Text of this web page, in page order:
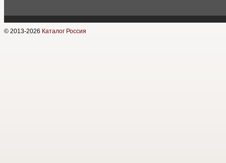
© 2013-2026 Каталог Россия